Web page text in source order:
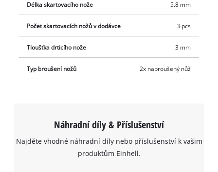
Délka skartovacího nože 5.8 mm
Počet skartovacích nožů v dodávce 3 pcs
Tloušťka drticího nože 3 mm
Typ broušení nožů 2x nabroušený nůž
Náhradní díly & Příslušenství
Najděte vhodné náhradní díly nebo příslušenství k vašim
produktům Einhell.